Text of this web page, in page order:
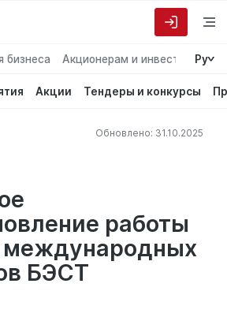
бизнеса Акционерам и инвесторам
Ру
Акции Тендеры и конкурсы
Обновлено: 31.10.2025
работы
БЭСТ